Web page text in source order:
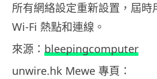
所有網絡設定重新設置，屆時
Wi-Fi 熱點和連線。
來源： bleepingcomputer
unwire.hk Mewe 專頁：